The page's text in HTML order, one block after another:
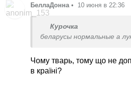
БеллаДонна • 10 июня в 22:36
Курочка
беларусы нормальные а
Чому тварь, тому що не
в країні?